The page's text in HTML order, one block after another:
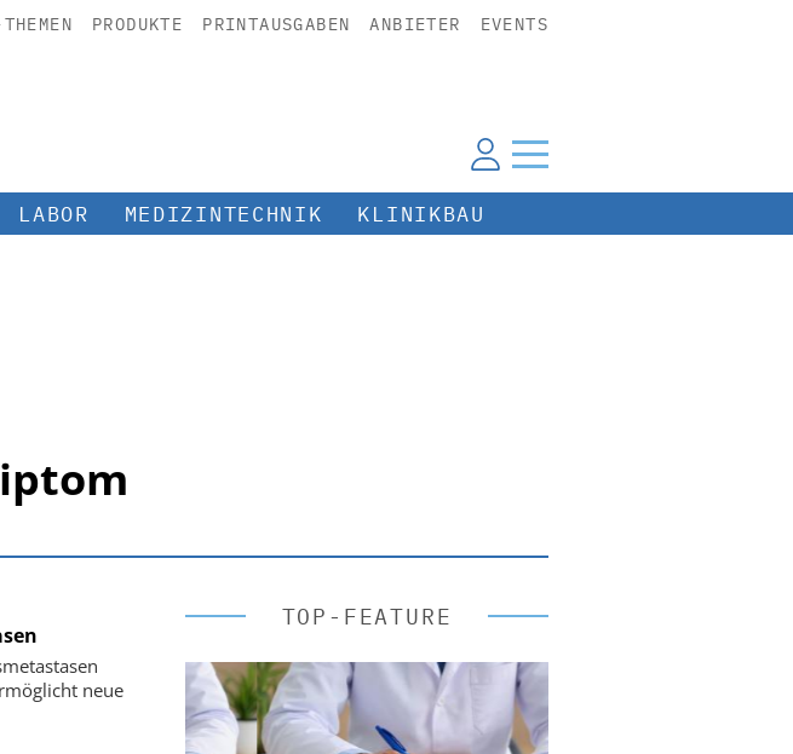
PRODUKTE PRINTAUSGABEN ANBIETER EVENTS
LABOR MEDIZINTECHNIK KLINIKBAU
neue
TOP-FEATURE